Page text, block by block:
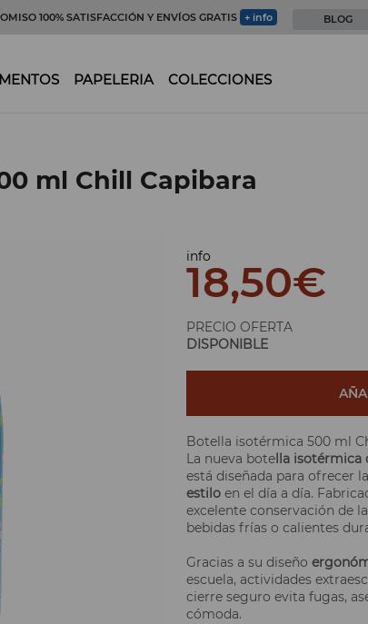
100% SATISFACCIÓN Y ENVÍOS GRATIS + info BLOG
PAPELERIA COLECCIONES
ml Chill Capibara
info
18,50€
PRECIO OFERTA
DISPONIBLE
Botella isotérmica 500 ml
La nueva botella isotérmica
está diseñada para ofrecer
estiloen el día a día.
excelente conservación de
bebidas frías o calientes
Gracias a su diseño
escuela, actividades
cierre seguro evita fugas,
cómoda.